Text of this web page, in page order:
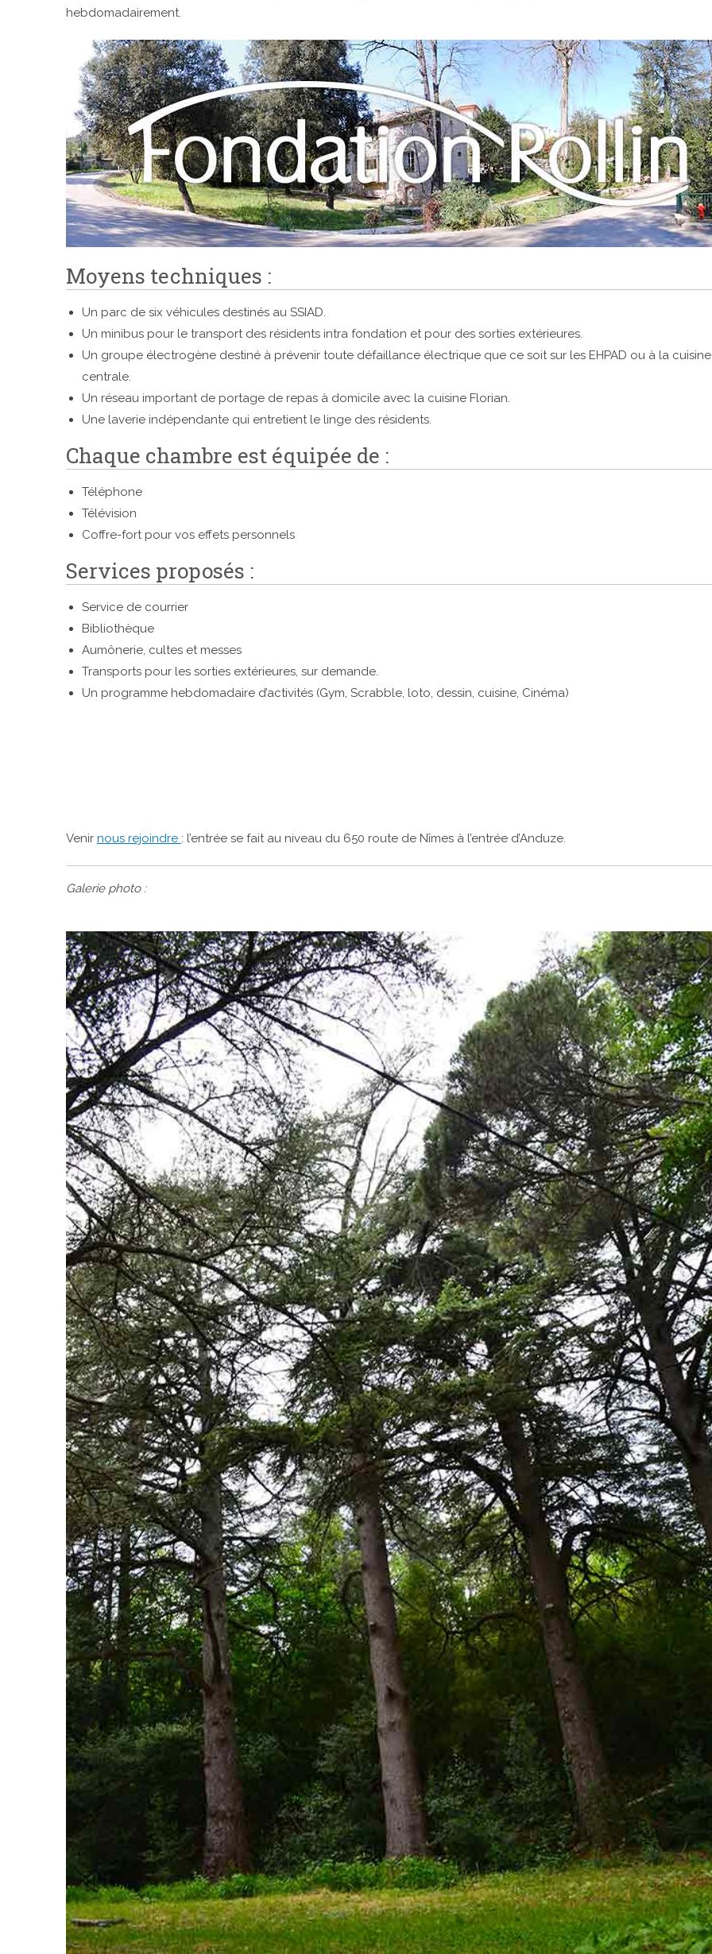
hebdomadairement.
Moyens techniques :
Un parc de six véhicules destinés au SSIAD.
Un minibus pour le transport des résidents intra fondation et pour des sorties extérieures.
Un groupe électrogène destiné à prévenir toute défaillance électrique que ce soit sur les EHPAD ou à la cuisine
centrale.
Un réseau important de portage de repas à domicile avec la cuisine Florian.
Une laverie indépendante qui entretient le linge des résidents.
Chaque chambre est équipée de :
Téléphone
Télévision
Coffre-fort pour vos effets personnels
Services proposés :
Service de courrier
Bibliothèque
Aumônerie, cultes et messes
Transports pour les sorties extérieures, sur demande.
Un programme hebdomadaire d’activités (Gym, Scrabble, loto, dessin, cuisine, Cinéma)
Venir nous rejoindre : l’entrée se fait au niveau du 650 route de Nîmes à l’entrée d’Anduze.
Galerie photo :